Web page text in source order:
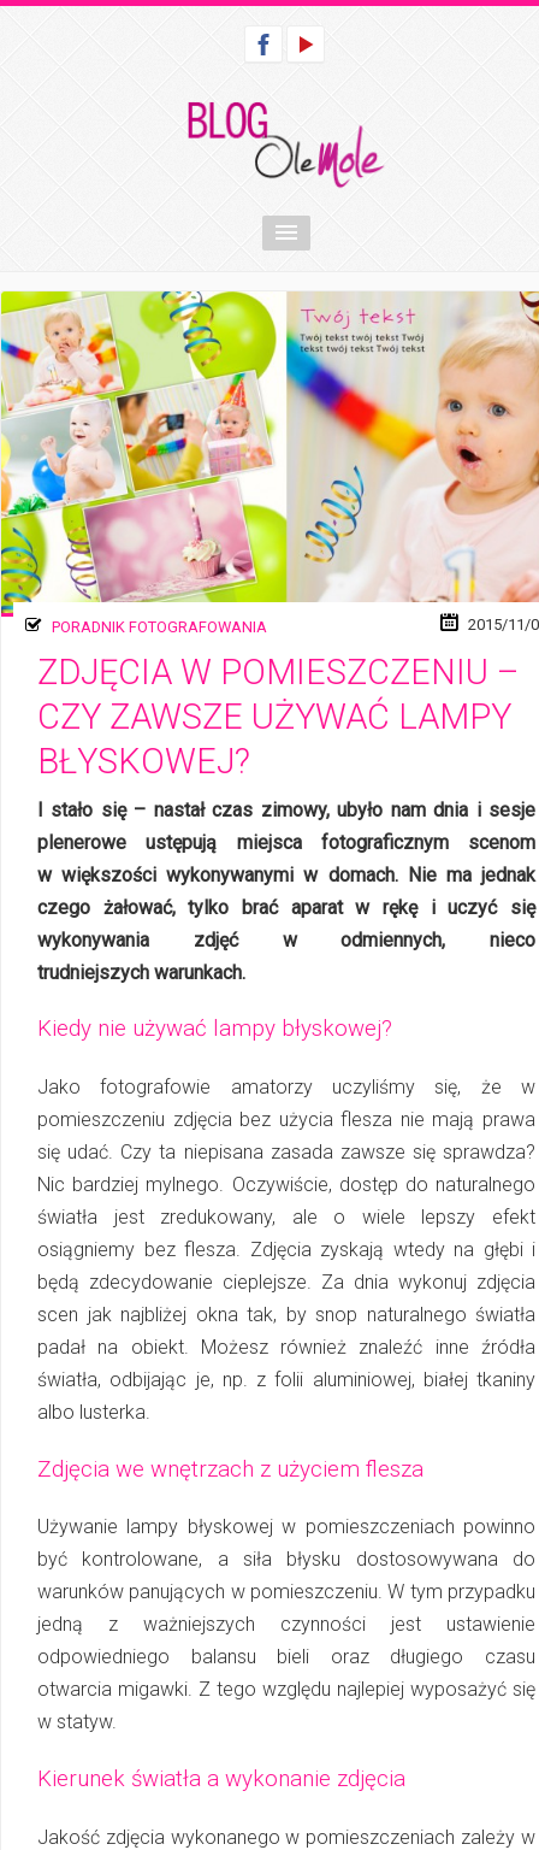
PORADNIK FOTOGRAFOWANIA 2015/11/
ZDJĘCIA W POMIESZCZENIU –
CZY ZAWSZE UŻYWAĆ LAMPY
BŁYSKOWEJ?
I stało się – nastał czas zimowy, ubyło nam dnia i sesje
plenerowe ustępują miej­sca fotograficznym scenom
w więk­szo­ści wykonywanymi w do­mach. Nie ma jednak
czego żałować, tylko brać aparat w rękę i uczyć się
wykonywania zdjęć w od­mien­nych, nieco
trudniejszych warunkach.
Kiedy nie używać lampy błyskowej?
Jako fotografowie amatorzy uczyliśmy się, że w
pomieszczeniu zdjęcia bez użycia flesza nie mają prawa
się udać. Czy ta niepisana zasada zawsze się sprawdza?
Nic bardziej mylnego. Oczywiście, dostęp do naturalnego
światła jest zredukowany, ale o wiele lepszy efekt
osiągniemy bez flesza. Zdjęcia zyskają wtedy na głębi i
będą zdecydowanie cieplejsze. Za dnia wykonuj zdjęcia
scen jak najbliżej okna tak, by snop naturalnego światła
padał na obiekt. Możesz również znaleźć inne źródła
światła, odbijając je, np. z folii aluminiowej, białej tkaniny
albo lusterka.
Zdjęcia we wnętrzach z użyciem flesza
Używanie lampy błyskowej w pomieszczeniach powinno
być kontrolowane, a siła bły­sku dostosowywana do
warunków panujących w pomieszczeniu. W tym przypadku
jedną z ważniejszych czynności jest ustawienie
odpowiedniego balansu bieli oraz długiego czasu
otwarcia migawki. Z tego względu najlepiej wyposażyć się
w statyw.
Kierunek światła a wykonanie zdjęcia
Jakość zdjęcia wykonanego w pomieszczeniach zależy w